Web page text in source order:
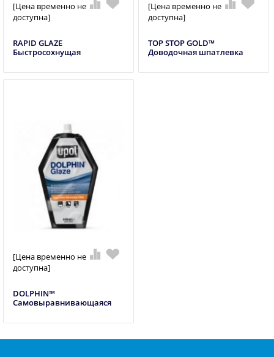
[Цена временно не
доступна]
RAPID GLAZE
Быстросохнущая
шпатлевка
[Цена временно не
доступна]
TOP STOP GOLD™
Доводочная шпатлевка
[Цена временно не
доступна]
DOLPHIN™
Самовыравнивающаяся